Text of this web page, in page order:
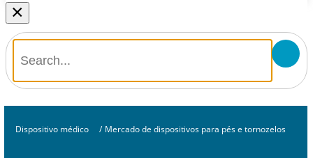
×
Dispositivo médico / Mercado de dispositivos para pés e tornozelos